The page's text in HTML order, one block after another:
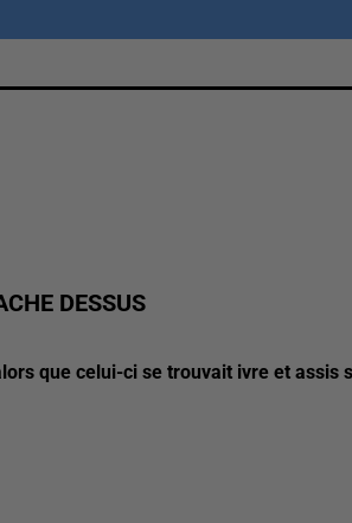
DESSUS
que celui-ci se trouvait ivre et assis